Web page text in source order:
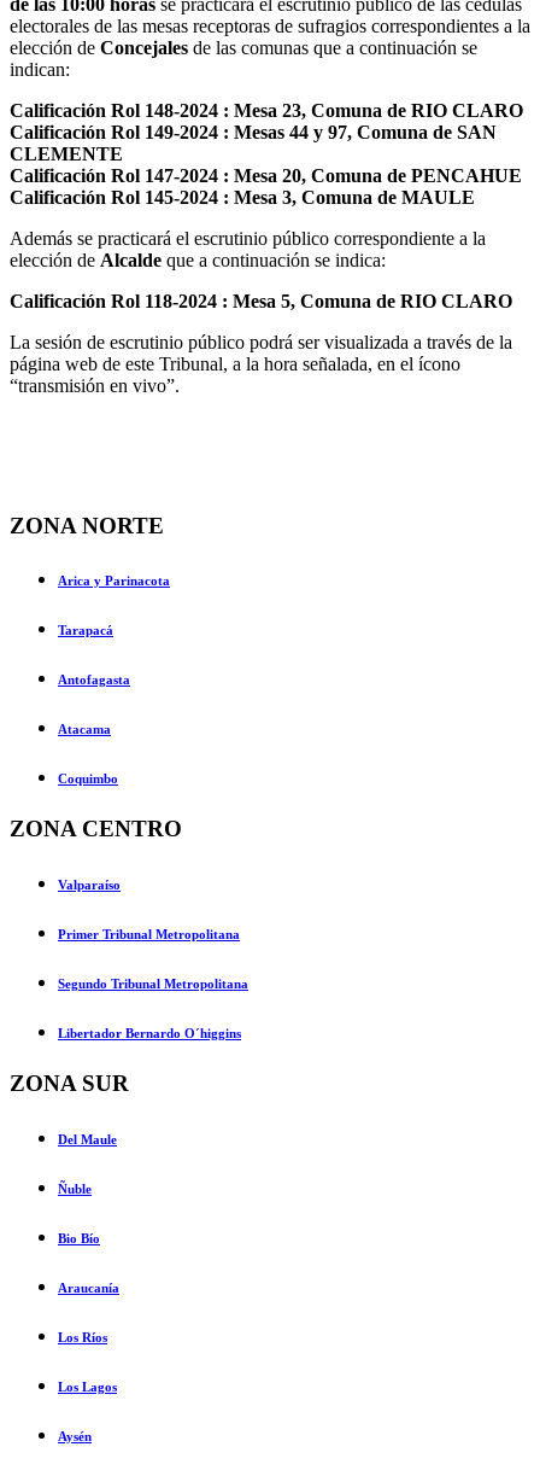
electorales de las mesas receptoras de sufragios correspondientes a la
elección de Concejales de las comunas que a continuación se
indican:
Calificación Rol 148-2024 : Mesa 23, Comuna de RIO CLARO
Calificación Rol 149-2024 : Mesas 44 y 97, Comuna de SAN
CLEMENTE
Calificación Rol 147-2024 : Mesa 20, Comuna de PENCAHUE
Calificación Rol 145-2024 : Mesa 3, Comuna de MAULE
Además se practicará el escrutinio público correspondiente a la
elección de Alcalde que a continuación se indica:
Calificación Rol 118-2024 : Mesa 5, Comuna de RIO CLARO
La sesión de escrutinio público podrá ser visualizada a través de la
página web de este Tribunal, a la hora señalada, en el ícono
“transmisión en vivo”.
ZONA NORTE
Arica y Parinacota
Tarapacá
Antofagasta
Atacama
Coquimbo
ZONA CENTRO
Valparaíso
Primer Tribunal Metropolitana
Segundo Tribunal Metropolitana
Libertador Bernardo O´higgins
ZONA SUR
Del Maule
Ñuble
Bio Bío
Araucanía
Los Ríos
Los Lagos
Aysén